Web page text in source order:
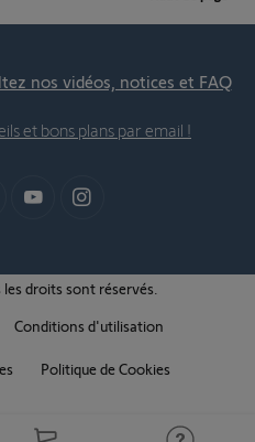
nos vidéos, notices et FAQ
et bons plans par email !
droits sont réservés.
Conditions d'utilisation
Politique de Cookies